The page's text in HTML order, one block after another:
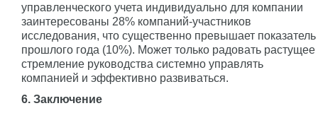
управленческого учета индивидуально для компании
заинтересованы 28% компаний-участников
исследования, что существенно превышает показатель
прошлого года (10%). Может только радовать растущее
стремление руководства системно управлять
компанией и эффективно развиваться.
6. Заключение